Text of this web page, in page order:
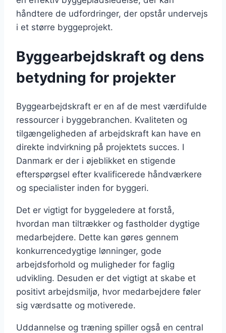
håndtere de udfordringer, der opstår undervejs
i et større byggeprojekt.
Byggearbejdskraft og dens
betydning for projekter
Byggearbejdskraft er en af de mest værdifulde
ressourcer i byggebranchen. Kvaliteten og
tilgængeligheden af arbejdskraft kan have en
direkte indvirkning på projektets succes. I
Danmark er der i øjeblikket en stigende
efterspørgsel efter kvalificerede håndværkere
og specialister inden for byggeri.
Det er vigtigt for byggeledere at forstå,
hvordan man tiltrækker og fastholder dygtige
medarbejdere. Dette kan gøres gennem
konkurrencedygtige lønninger, gode
arbejdsforhold og muligheder for faglig
udvikling. Desuden er det vigtigt at skabe et
positivt arbejdsmiljø, hvor medarbejdere føler
sig værdsatte og motiverede.
Uddannelse og træning spiller også en central